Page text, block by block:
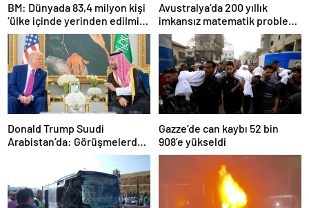
BM: Dünyada 83,4 milyon kişi
‘ülke içinde yerinden edilmiş’
olarak yaşıyor
Avustralya’da 200 yıllık
imkansız matematik problemi
çözüldü
Donald Trump Suudi
Arabistan’da: Görüşmelerde
Gazze’de can kaybı 52 bin
908’e yükseldi